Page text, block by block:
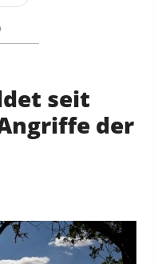
seit
der